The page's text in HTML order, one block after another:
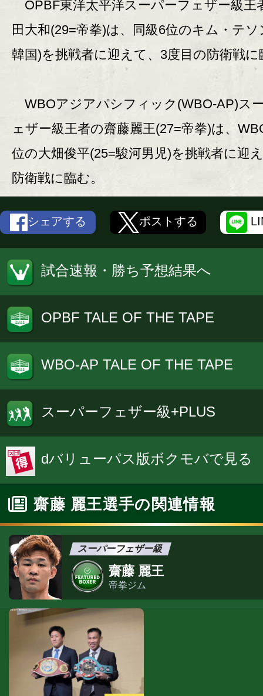
OPBF東洋太平洋スーパーフェザー級王
田大和(29=帝拳)は、同級6位のキム・テソ
韓国)を挑戦者に迎えて、3度目の防衛戦に
WBOアジアパシフィック(WBO-AP)ス
ェザー級王者の齋藤麗王(27=帝拳)は、
位の大畑俊平(25=駿河男児)を挑戦者に迎
防衛戦に臨む。
シェアする ポストする
試合速報・勝ち予想結果へ
OPBF TALE OF THE TAPE
WBO-AP TALE OF THE TAPE
スーパーフェザー級+PLUS
dバリューパス版ボクモバで見る
齋藤 麗王選手の関連情報
スーパーフェザー級
齋藤 麗王
帝拳ジム